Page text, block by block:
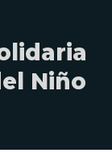
Niño